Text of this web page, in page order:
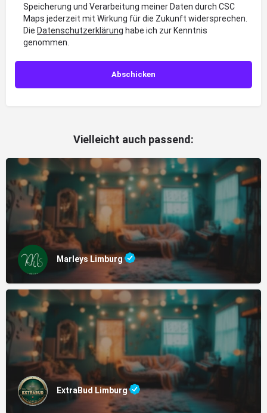
Speicherung und Verarbeitung meiner Daten durch CSC
Maps jederzeit mit Wirkung für die Zukunft widersprechen.
Die Datenschutzerklärung habe ich zur Kenntnis
genommen.
Vielleicht auch passend:
Marleys Limburg
ExtraBud Limburg